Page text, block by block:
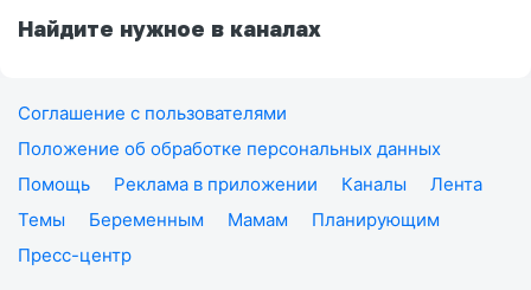
Найдите нужное в каналах
Соглашение с пользователями
Положение об обработке персональных данных
Помощь
Реклама в приложении Каналы
Лента
Темы
Беременным Мамам
Планирующим
Пресс-центр